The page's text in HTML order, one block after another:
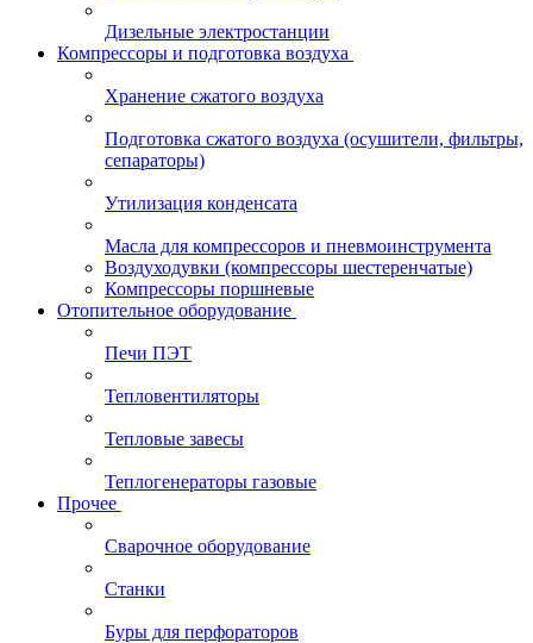
Дизельные электростанции
Компрессоры и подготовка воздуха
Хранение сжатого воздуха
Подготовка сжатого воздуха (осушители, фильтры,
сепараторы)
Утилизация конденсата
Масла для компрессоров и пневмоинструмента
Воздуходувки (компрессоры шестеренчатые)
Компрессоры поршневые
Отопительное оборудование
Печи ПЭТ
Тепловентиляторы
Тепловые завесы
Теплогенераторы газовые
Прочее
Сварочное оборудование
Станки
Буры для перфораторов